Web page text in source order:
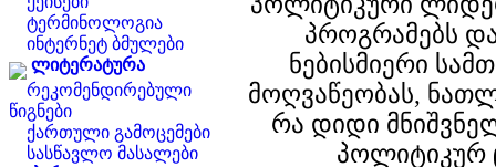
ტერმინოლოგია
ინტერნეტ ბმულები
ლიტერატურა
რეკომენდირებული
წიგნები
ქართული გამოცემები
სასწავლო მასალები
პროგრამებს და
ნებისმიერი
მოღვაწეობას,
რა დიდი
პოლიტიკურ